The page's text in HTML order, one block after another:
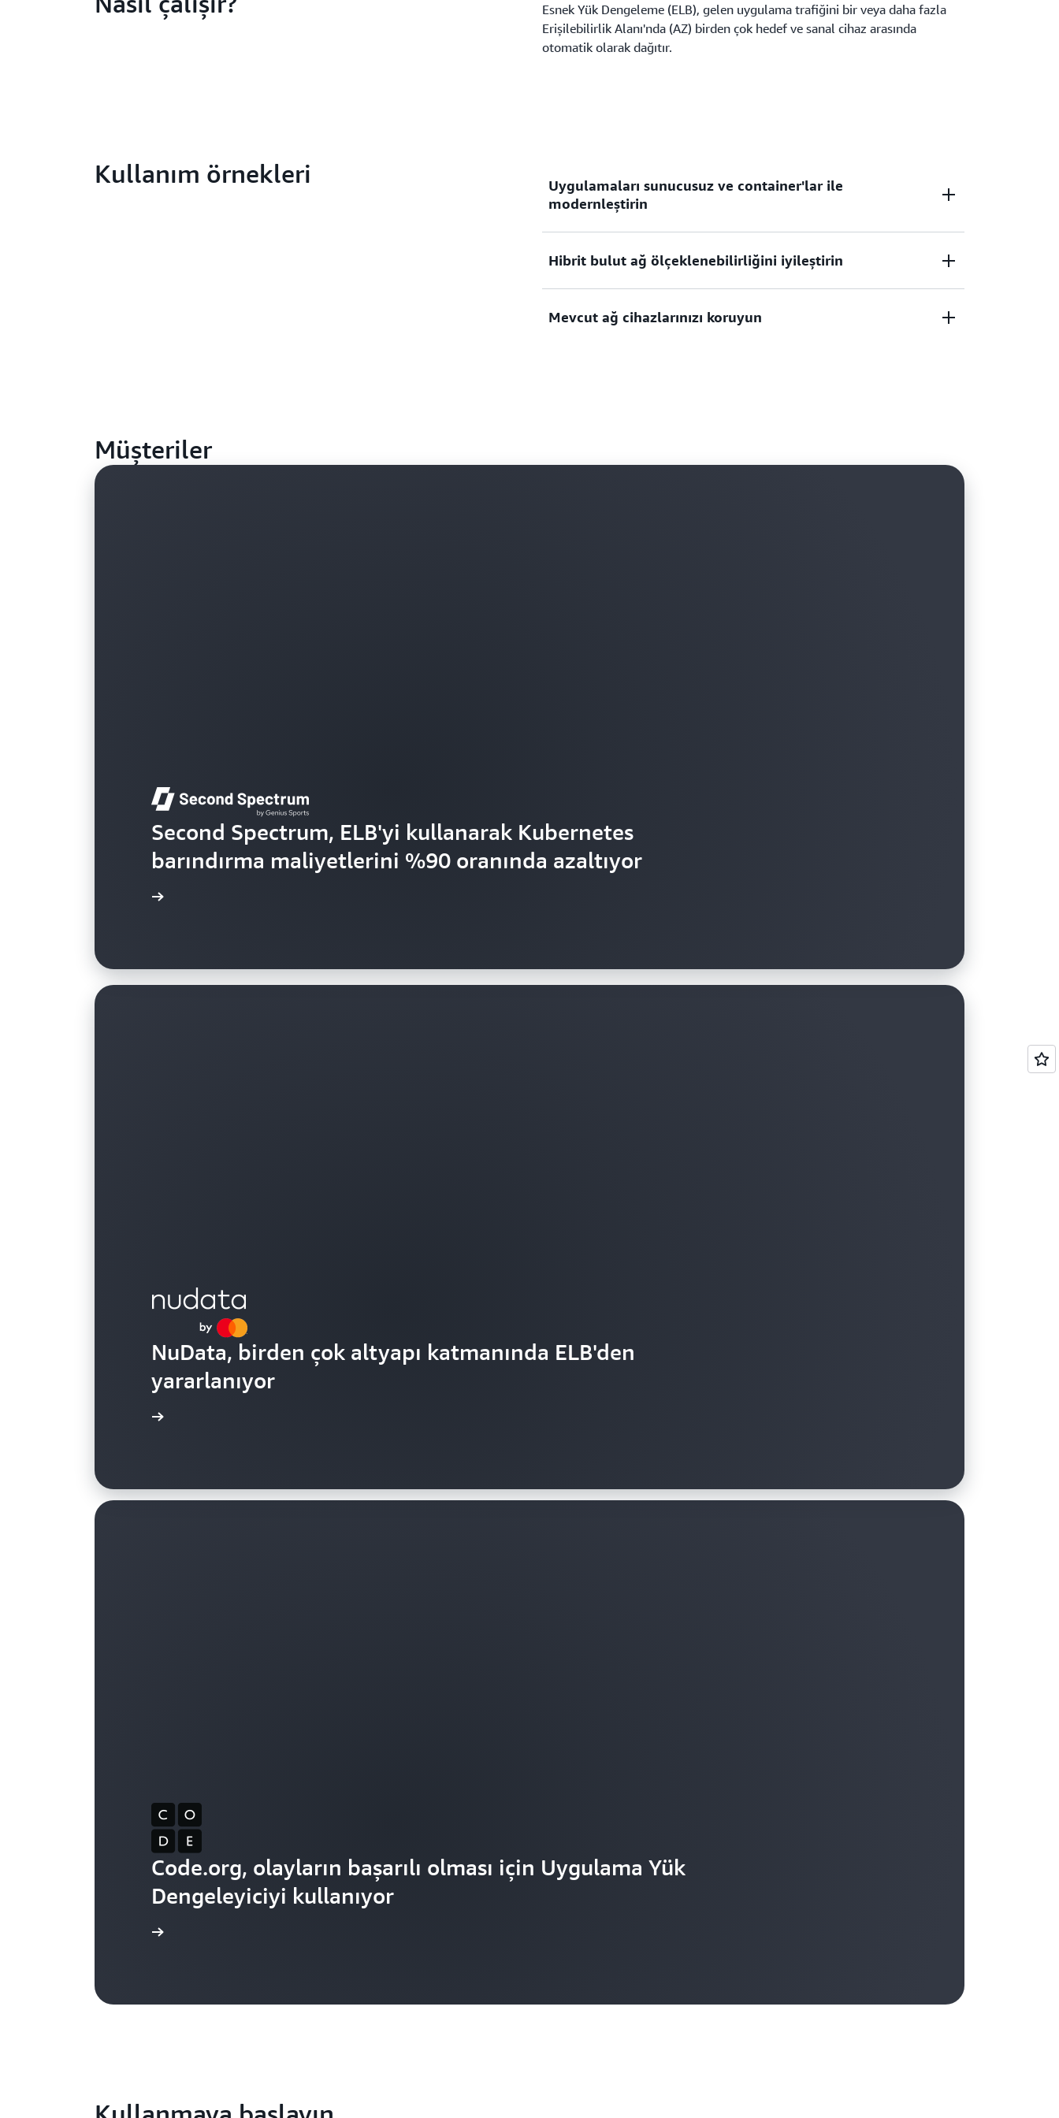
Esnek Yük Dengeleme (ELB), gelen uygulama trafiğini bir veya daha fazla
Erişilebilirlik Alanı'nda (AZ) birden çok hedef ve sanal cihaz arasında
otomatik olarak dağıtır.
Kullanım örnekleri
Uygulamaları sunucusuz ve container'lar ile
modernleştirin
Modern uygulamaları, karmaşık yapılandırma veya API ağ geçitleri
Daha fazla bilgi edinin
Hibrit bulut ağ ölçeklenebilirliğini iyileştirin
Tek bir yük dengeleyici kullanarak hem AWS'deki hem de şirket içindeki
Mevcut ağ cihazlarınızı koruyun
Müşteriler
Second Spectrum, ELB'yi kullanarak Kubernetes
barındırma maliyetlerini %90 oranında azaltıyor
NuData, birden çok altyapı katmanında ELB'den
yararlanıyor
Code.org, olayların başarılı olması için Uygulama Yük
Dengeleyiciyi kullanıyor